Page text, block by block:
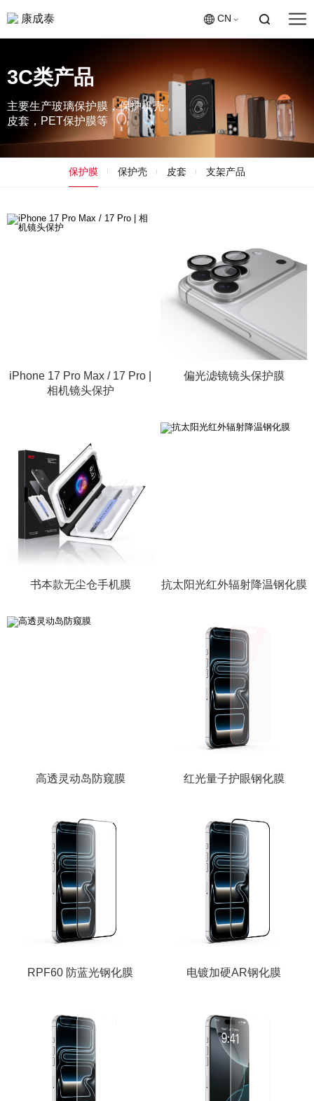
康成泰 CN
3C类产品
主要生产玻璃保护膜，保护机壳，
皮套，PET保护膜等
保护膜 保护壳 皮套 支架产品
iPhone 17 Pro Max / 17 Pro |
相机镜头保护
偏光滤镜镜头保护膜
书本款无尘仓手机膜 抗太阳光红外辐射降温钢化膜
高透灵动岛防窥膜 红光量子护眼钢化膜
RPF60 防蓝光钢化膜 电镀加硬AR钢化膜